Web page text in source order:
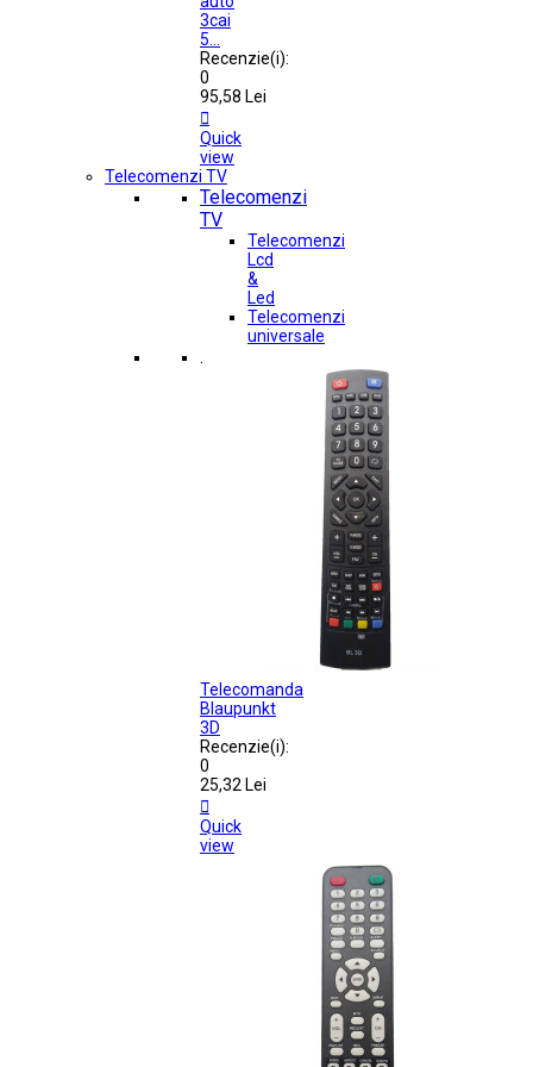
3cai
5...
Recenzie(i):
0
95,58 Lei

Quick
view
Telecomenzi TV
Telecomenzi
TV
Telecomenzi
Lcd
&
Led
Telecomenzi
universale
.
Telecomanda
Blaupunkt
3D
Recenzie(i):
0
25,32 Lei

Quick
view